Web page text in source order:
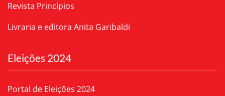
Revista Princípios
Livraria e editora Anita Garibaldi
Eleições 2024
Portal de Eleições 2024